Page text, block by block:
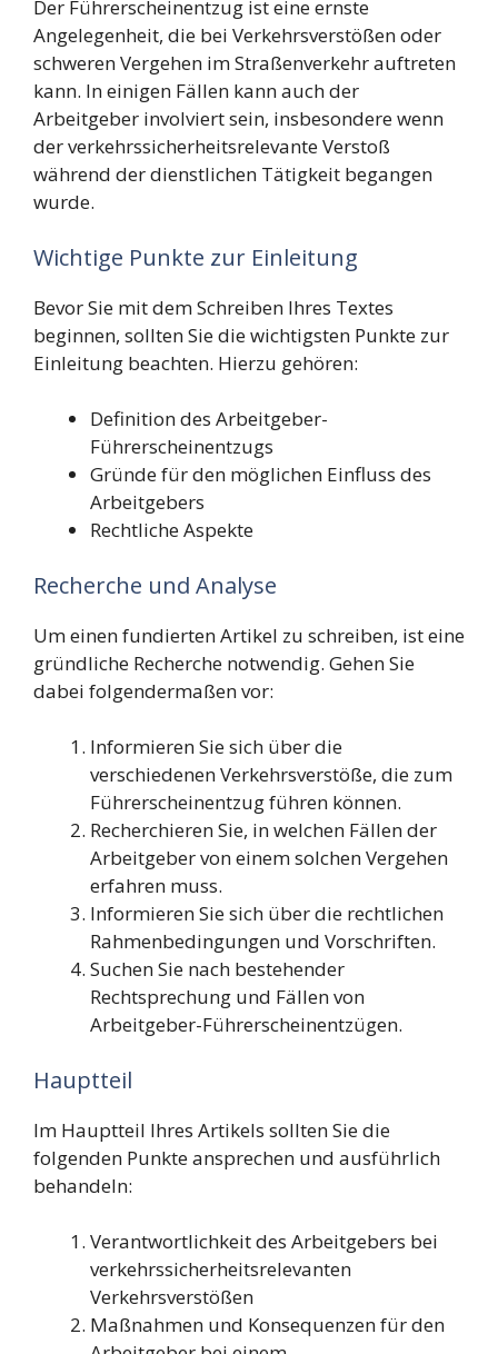
Der Führerscheinentzug ist eine ernste
Angelegenheit, die bei Verkehrsverstößen oder
schweren Vergehen im Straßenverkehr auftreten
kann. In einigen Fällen kann auch der
Arbeitgeber involviert sein, insbesondere wenn
der verkehrssicherheitsrelevante Verstoß
während der dienstlichen Tätigkeit begangen
wurde.
Wichtige Punkte zur Einleitung
Bevor Sie mit dem Schreiben Ihres Textes
beginnen, sollten Sie die wichtigsten Punkte zur
Einleitung beachten. Hierzu gehören:
Definition des Arbeitgeber-
Führerscheinentzugs
Gründe für den möglichen Einfluss des
Arbeitgebers
Rechtliche Aspekte
Recherche und Analyse
Um einen fundierten Artikel zu schreiben, ist eine
gründliche Recherche notwendig. Gehen Sie
dabei folgendermaßen vor:
Informieren Sie sich über die
verschiedenen Verkehrsverstöße, die zum
Führerscheinentzug führen können.
Recherchieren Sie, in welchen Fällen der
Arbeitgeber von einem solchen Vergehen
erfahren muss.
Informieren Sie sich über die rechtlichen
Rahmenbedingungen und Vorschriften.
Suchen Sie nach bestehender
Rechtsprechung und Fällen von
Arbeitgeber-Führerscheinentzügen.
Hauptteil
Im Hauptteil Ihres Artikels sollten Sie die
folgenden Punkte ansprechen und ausführlich
behandeln:
Verantwortlichkeit des Arbeitgebers bei
verkehrssicherheitsrelevanten
Verkehrsverstößen
Maßnahmen und Konsequenzen für den